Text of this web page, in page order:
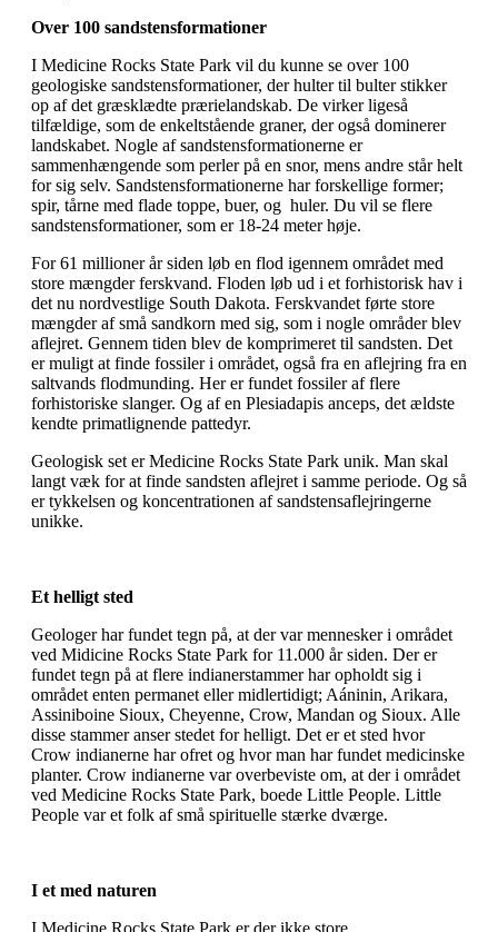
Over 100 sandstensformationer
I Medicine Rocks State Park vil du kunne se over 100
geologiske sandstensformationer, der hulter til bulter stikker
op af det græsklædte prærielandskab. De virker ligeså
tilfældige, som de enkeltstående graner, der også dominerer
landskabet. Nogle af sandstensformationerne er
sammenhængende som perler på en snor, mens andre står helt
for sig selv. Sandstensformationerne har forskellige former;
spir, tårne med flade toppe, buer, og huler. Du vil se flere
sandstensformationer, som er 18-24 meter høje.
For 61 millioner år siden løb en flod igennem området med
store mængder ferskvand. Floden løb ud i et forhistorisk hav i
det nu nordvestlige South Dakota. Ferskvandet førte store
mængder af små sandkorn med sig, som i nogle områder blev
aflejret. Gennem tiden blev de komprimeret til sandsten. Det
er muligt at finde fossiler i området, også fra en aflejring fra en
saltvands flodmunding. Her er fundet fossiler af flere
forhistoriske slanger. Og af en Plesiadapis anceps, det ældste
kendte primatlignende pattedyr.
Geologisk set er Medicine Rocks State Park unik. Man skal
langt væk for at finde sandsten aflejret i samme periode. Og så
er tykkelsen og koncentrationen af sandstensaflejringerne
unikke.
Et helligt sted
Geologer har fundet tegn på, at der var mennesker i området
ved Midicine Rocks State Park for 11.000 år siden. Der er
fundet tegn på at flere indianerstammer har opholdt sig i
området enten permanet eller midlertidigt; Aáninin, Arikara,
Assiniboine Sioux, Cheyenne, Crow, Mandan og Sioux. Alle
disse stammer anser stedet for helligt. Det er et sted hvor
Crow indianerne har ofret og hvor man har fundet medicinske
planter. Crow indianerne var overbeviste om, at der i området
ved Medicine Rocks State Park, boede Little People. Little
People var et folk af små spirituelle stærke dværge.
I et med naturen
I Medicine Rocks State Park er der ikke store